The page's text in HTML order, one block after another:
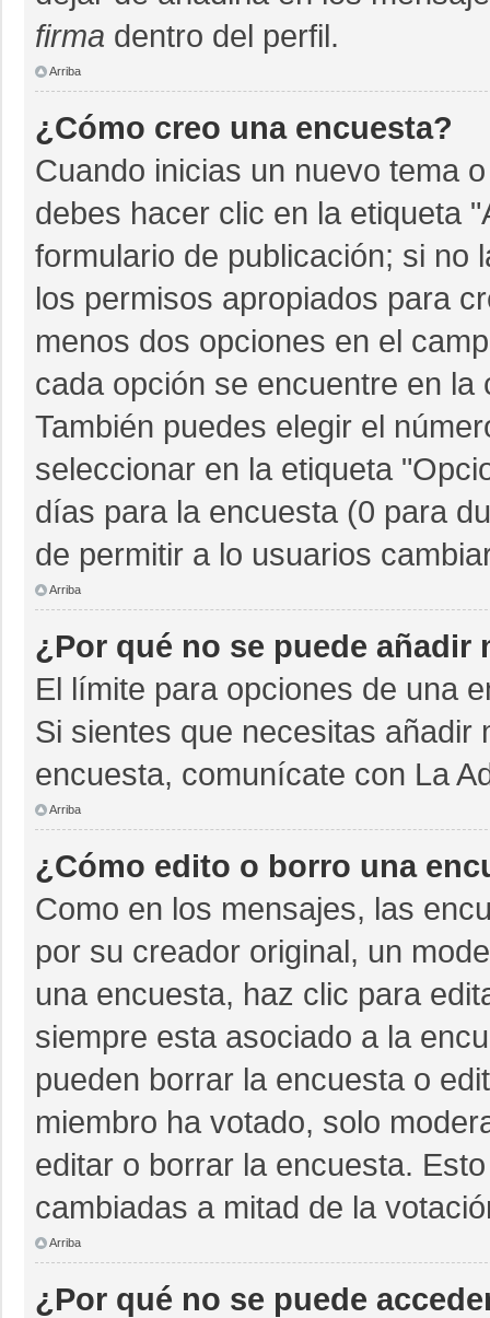
firma dentro del perfil.
Arriba
¿Cómo creo una encuesta?
Cuando inicias un nuevo tema
debes hacer clic en la etiqueta
formulario de publicación; si no
los permisos apropiados para
menos dos opciones en el
cada opción se encuentre en
También puedes elegir el
seleccionar en la etiqueta
días para la encuesta (0 para
de permitir a lo usuarios
Arriba
¿Por qué no se puede añadir
El límite para opciones de una
Si sientes que necesitas añadir
encuesta, comunícate con La
Arriba
¿Cómo edito o borro una
Como en los mensajes, las
por su creador original, un
una encuesta, haz clic para
siempre esta asociado a la
pueden borrar la encuesta o
miembro ha votado, solo
editar o borrar la encuesta.
cambiadas a mitad de la
Arriba
¿Por qué no se puede